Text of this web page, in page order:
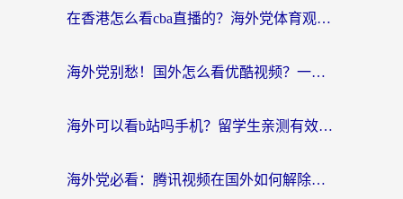
在香港怎么看cba直播的？海外党体育观赛终极指南：告别版权限制，畅享中文解说
海外党别愁！国外怎么看优酷视频？一招解决追剧、看直播难题
海外可以看b站吗手机？留学生亲测有效的回国加速指南
海外党必看：腾讯视频在国外如何解除地域限制？附优酷咪咕使用指南